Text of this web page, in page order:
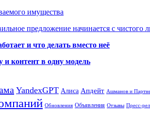
имущества
предложение начинается с чистого
и что делать вместо неё
и контент в одну модель
YandexGPT Алиса Апдейт Ашманов и
Обновления Объявления Отзывы Пресс-